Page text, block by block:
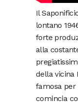
Il
lontano
forte
alla
della vicina
famosa per
comincia